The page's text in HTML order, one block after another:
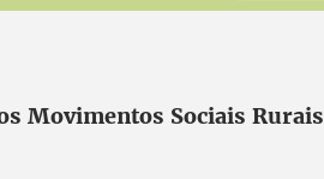
Movimentos Sociais Rurais